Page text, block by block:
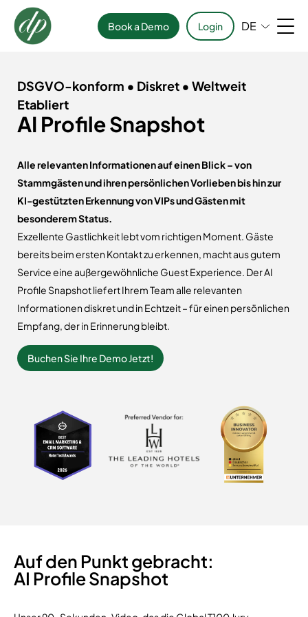
Book a Demo Login DE
DSGVO-konform • Diskret • Weltweit
Etabliert
AI Profile Snapshot
Alle relevanten Informationen auf einen Blick – von
Stammgästen und ihren persönlichen Vorlieben bis hin zur
KI-gestützten Erkennung von VIPs und Gästen mit
besonderem Status.
Exzellente Gastlichkeit lebt vom richtigen Moment. Gäste
bereits beim ersten Kontakt zu erkennen, macht aus gutem
Service eine außergewöhnliche Guest Experience. Der AI
Profile Snapshot liefert Ihrem Team alle relevanten
Informationen diskret und in Echtzeit – für einen persönlichen
Empfang, der in Erinnerung bleibt.
Buchen Sie Ihre Demo Jetzt!
Auf den Punkt gebracht:
AI Profile Snapshot